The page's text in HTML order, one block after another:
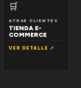
🛒
ATRAE CLIENTES
TIENDA E-
COMMERCE
VER DETALLE ↗